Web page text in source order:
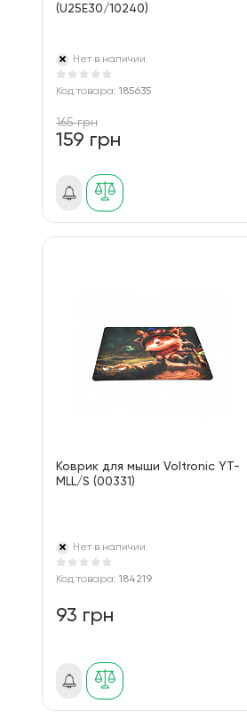
(U25E30/10240)
Нет в наличии
Код товара: 185635
165 грн
159 грн
Коврик для мыши Voltronic YT-
MLL/S (00331)
Нет в наличии
Код товара: 184219
93 грн